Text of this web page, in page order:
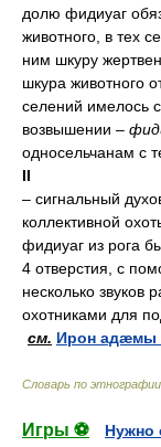
долю фидиуаг
животного, в тех
ним шкуру
шкура животного
селений имелось
возвышении –
односельчанам с
II
– сигнальный
коллективной
фидиуаг из рога
4 отверстия, с
несколько звуков
охотниками для
см. Ирон адæмы
Словарь по
Игры ⚽
Нужно